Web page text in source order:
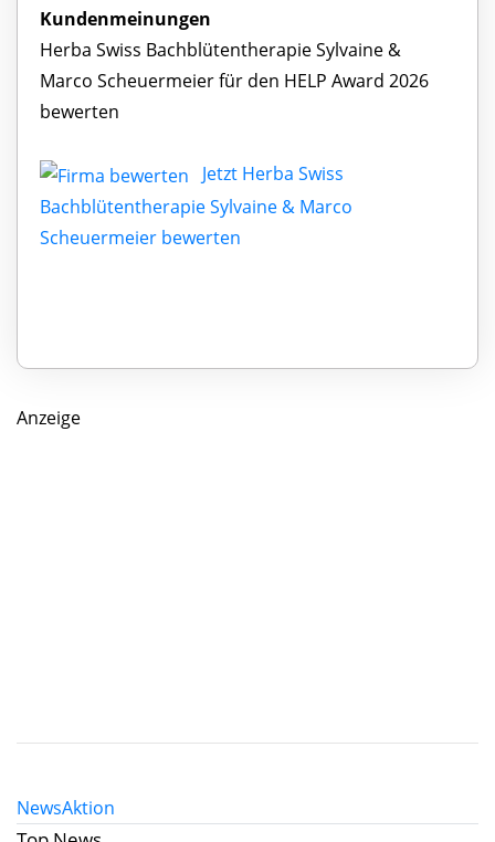
Kundenmeinungen
Herba Swiss Bachblütentherapie Sylvaine &
Marco Scheuermeier für den HELP Award 2026
bewerten
Jetzt Herba Swiss
Bachblütentherapie Sylvaine & Marco
Scheuermeier bewerten
Anzeige
NewsAktion